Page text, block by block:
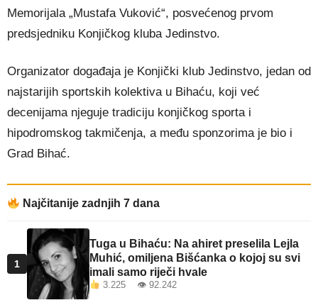
Memorijala „Mustafa Vuković“, posvećenog prvom
predsjedniku Konjičkog kluba Jedinstvo.
Organizator događaja je Konjički klub Jedinstvo, jedan od
najstarijih sportskih kolektiva u Bihaću, koji već
decenijama njeguje tradiciju konjičkog sporta i
hipodromskog takmičenja, a među sponzorima je bio i
Grad Bihać.
Najčitanije zadnjih 7 dana
1
Tuga u Bihaću: Na ahiret preselila Lejla
Muhić, omiljena Bišćanka o kojoj su svi
imali samo riječi hvale
3.225 👁 92.242